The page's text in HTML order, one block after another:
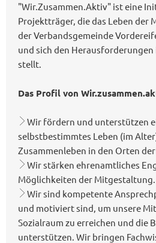
"Wir.Zusammen.Aktiv" ist eine
Projektträger, die das Leben der
der Verbandsgemeinde
und sich den Herausforderungen
stellt.
Das Profil von
Wir fördern und unterstützen
selbstbestimmtes Leben (im
Zusammenleben in den Orten
Wir stärken ehrenamtliches
Möglichkeiten der Mitgestaltung.
Wir sind kompetente
und motiviert sind, um unsere
Sozialraum zu erreichen und die
unterstützen. Wir bringen